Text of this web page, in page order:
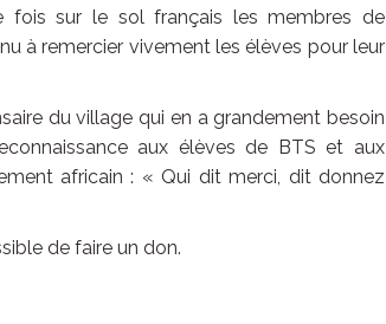
fois sur le sol français les membres de
à remercier vivement les élèves pour leur
du village qui en a grandement besoin
aux élèves de BTS et aux
africain : « Qui dit merci, dit donnez
de faire un don.